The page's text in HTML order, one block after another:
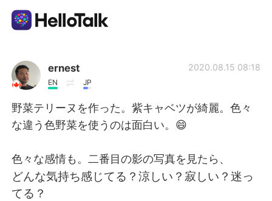
語言交換應用
AI Grammar Checker
繁體中文
English 简体中文
ernest
EN JP
2020.08.15 08:18
野菜テリーヌを作った。紫キャベツが綺麗。色々
な違う色野菜を使うのは面白い。😄
色々な感情も。二番目の影の写真を見たら、
どんな気持ち感じてる？涼しい？寂しい？迷っ
てる？